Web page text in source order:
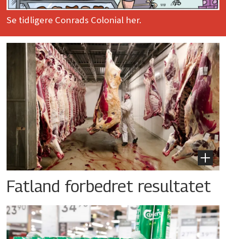
Se tidligere Conrads Colonial her.
Fatland forbedret resultatet